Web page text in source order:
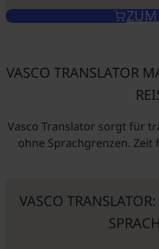
VASCO TRANSLATOR
Vasco Translator sorgt für
ohne Sprachgrenzen. Zeit
VASCO